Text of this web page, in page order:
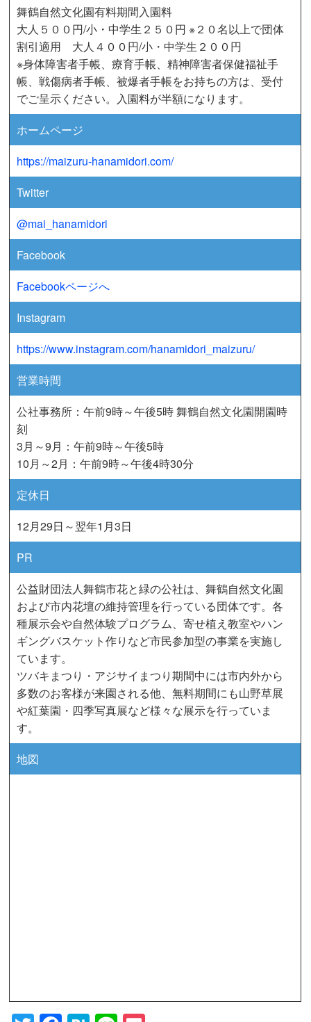
舞鶴自然文化園有料期間入園料
大人５００円/小・中学生２５０円 ※２０名以上で団体
割引適用 大人４００円/小・中学生２００円
※身体障害者手帳、療育手帳、精神障害者保健福祉手
帳、戦傷病者手帳、被爆者手帳をお持ちの方は、受付
でご呈示ください。入園料が半額になります。
ホームページ
https://maizuru-hanamidori.com/
Twitter
@mai_hanamidori
Facebook
Facebookページへ
Instagram
https://www.instagram.com/hanamidori_maizuru/
営業時間
公社事務所：午前9時～午後5時 舞鶴自然文化園開園時
刻
3月～9月：午前9時～午後5時
10月～2月：午前9時～午後4時30分
定休日
12月29日～翌年1月3日
PR
公益財団法人舞鶴市花と緑の公社は、舞鶴自然文化園
および市内花壇の維持管理を行っている団体です。各
種展示会や自然体験プログラム、寄せ植え教室やハン
ギングバスケット作りなど市民参加型の事業を実施し
ています。
ツバキまつり・アジサイまつり期間中には市内外から
多数のお客様が来園される他、無料期間にも山野草展
や紅葉園・四季写真展など様々な展示を行っていま
す。
地図